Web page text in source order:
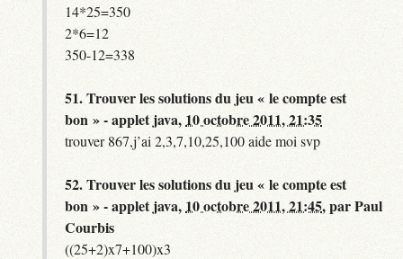
14*25=350
2*6=12
350-12=338
51.Trouver les solutions du jeu « le compte est
bon » - applet java, 10 octobre 2011, 21:35
trouver 867,j’ai 2,3,7,10,25,100 aide moi svp
52.Trouver les solutions du jeu « le compte est
bon » - applet java, 10 octobre 2011, 21:45,parPaul
Courbis
((25+2)x7+100)x3